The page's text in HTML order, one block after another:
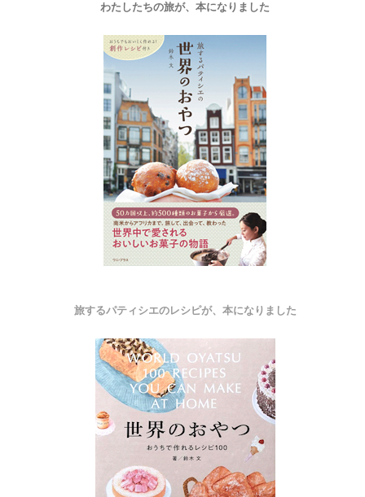
わたしたちの旅が、本になりました
旅するパティシエのレシピが、本になりました